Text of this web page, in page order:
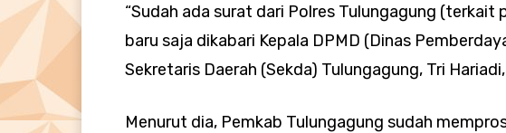
“Sudah ada surat dari Polres Tulungagung (terkait
baru saja dikabari Kepala DPMD (Dinas
Sekretaris Daerah (Sekda) Tulungagung, Tri
Menurut dia, Pemkab Tulungagung sudah